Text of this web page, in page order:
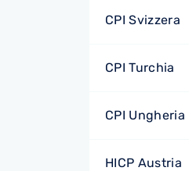
CPI Svizzera
CPI Turchia
CPI Ungheria
HICP Austria